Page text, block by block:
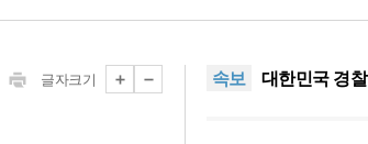
글자크기 속보
한기연 “전쟁
정신질환 평
대한민국 경